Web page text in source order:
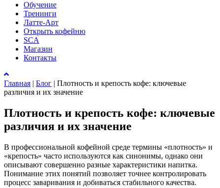
Обучение
Тренинги
Латте-Арт
Открыть кофейню
SCA
Магазин
Контакты
Главная | Блог | Плотность и крепость кофе: ключевые
различия и их значение
Плотность и крепость кофе: ключевые
различия и их значение
В профессиональной кофейной среде термины «плотность» и
«крепость» часто используются как синонимы, однако они
описывают совершенно разные характеристики напитка.
Понимание этих понятий позволяет точнее контролировать
процесс заваривания и добиваться стабильного качества.